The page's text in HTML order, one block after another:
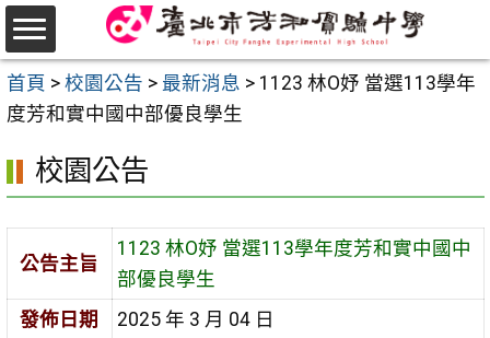
跳
至
主
要
區
首頁 > 校園公告 > 最新消息 > 1123 林O妤 當選113學年
度芳和實中國中部優良學生
校園公告
公告主旨
1123 林O妤 當選113學年度芳和實中國中
部優良學生
發佈日期
2025 年 3 月 04 日
選
單